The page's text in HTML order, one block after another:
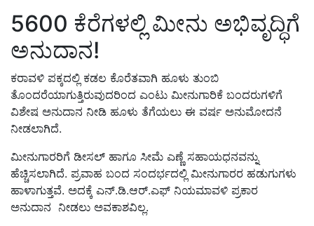
5600 ಕೆರೆಗಳಲ್ಲಿ ಮೀನು ಅಭಿವೃದ್ಧಿಗೆ
ಅನುದಾನ!
ಕರಾವಳಿ ಪಕ್ಕದಲ್ಲಿ ಕಡಲ ಕೊರೆತವಾಗಿ ಹೂಳು ತುಂಬಿ
ತೊಂದರೆಯಾಗುತ್ತಿರುವುದರಿಂದ ಎಂಟು ಮೀನುಗಾರಿಕೆ ಬಂದರುಗಳಿಗೆ
ವಿಶೇಷ ಅನುದಾನ ನೀಡಿ ಹೂಳು ತೆಗೆಯಲು ಈ ವರ್ಷ ಅನುಮೋದನೆ
ನೀಡಲಾಗಿದೆ.
ಮೀನುಗಾರರಿಗೆ ಡೀಸಲ್ ಹಾಗೂ ಸೀಮೆ ಎಣ್ಣೆ ಸಹಾಯಧನವನ್ನು
ಹೆಚ್ಚಿಸಲಾಗಿದೆ. ಪ್ರವಾಹ ಬಂದ ಸಂದರ್ಭದಲ್ಲಿ ಮೀನುಗಾರರ ಹಡುಗುಗಳು
ಹಾಳಾಗುತ್ತವೆ. ಅದಕ್ಕೆ ಎನ್.ಡಿ.ಆರ್.ಎಫ್ ನಿಯಮಾವಳಿ ಪ್ರಕಾರ
ಅನುದಾನ ನೀಡಲು ಅವಕಾಶವಿಲ್ಲ.